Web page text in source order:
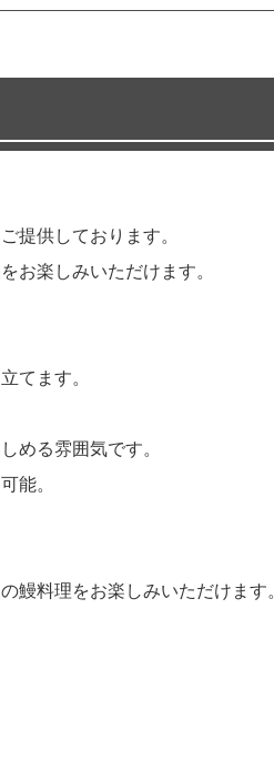
提供しております。
お楽しみいただけます。
てます。
める雰囲気です。
能。
鰻料理をお楽しみいただけます。